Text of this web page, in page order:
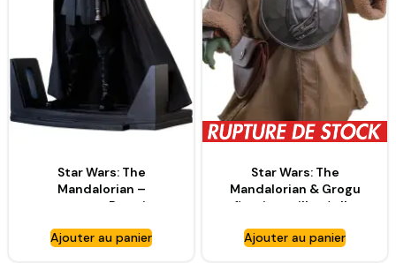
Star Wars: The
Mandalorian –
statuette Premier
Skywalker & Grogu –
Ajouter au panier
Star Wars: The
Mandalorian & Grogu
figurine taille réelle
Ajouter au panier